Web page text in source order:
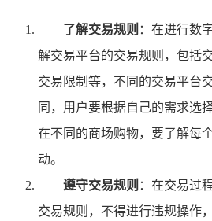
了解交易规则 ：在进行数
解交易平台的交易规则，包括
交易限制等，不同的交易平台
同，用户要根据自己的需求选
在不同的商场购物，要了解每
动。
遵守交易规则 ：在交易过
交易规则，不得进行违规操作